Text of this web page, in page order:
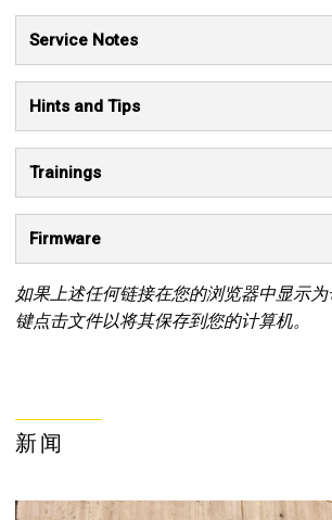
Service Notes
Hints and Tips
Trainings
Firmware
如果上述任何链接在您的浏览器中显示
键点击文件以将其保存到您的计算机。
新闻